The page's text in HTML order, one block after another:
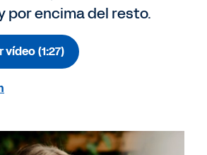
por encima del resto.
(1:27)